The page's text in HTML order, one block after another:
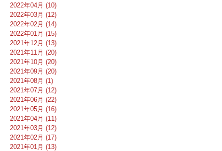
2022年04月 (10)
2022年03月 (12)
2022年02月 (14)
2022年01月 (15)
2021年12月 (13)
2021年11月 (20)
2021年10月 (20)
2021年09月 (20)
2021年08月 (1)
2021年07月 (12)
2021年06月 (22)
2021年05月 (16)
2021年04月 (11)
2021年03月 (12)
2021年02月 (17)
2021年01月 (13)